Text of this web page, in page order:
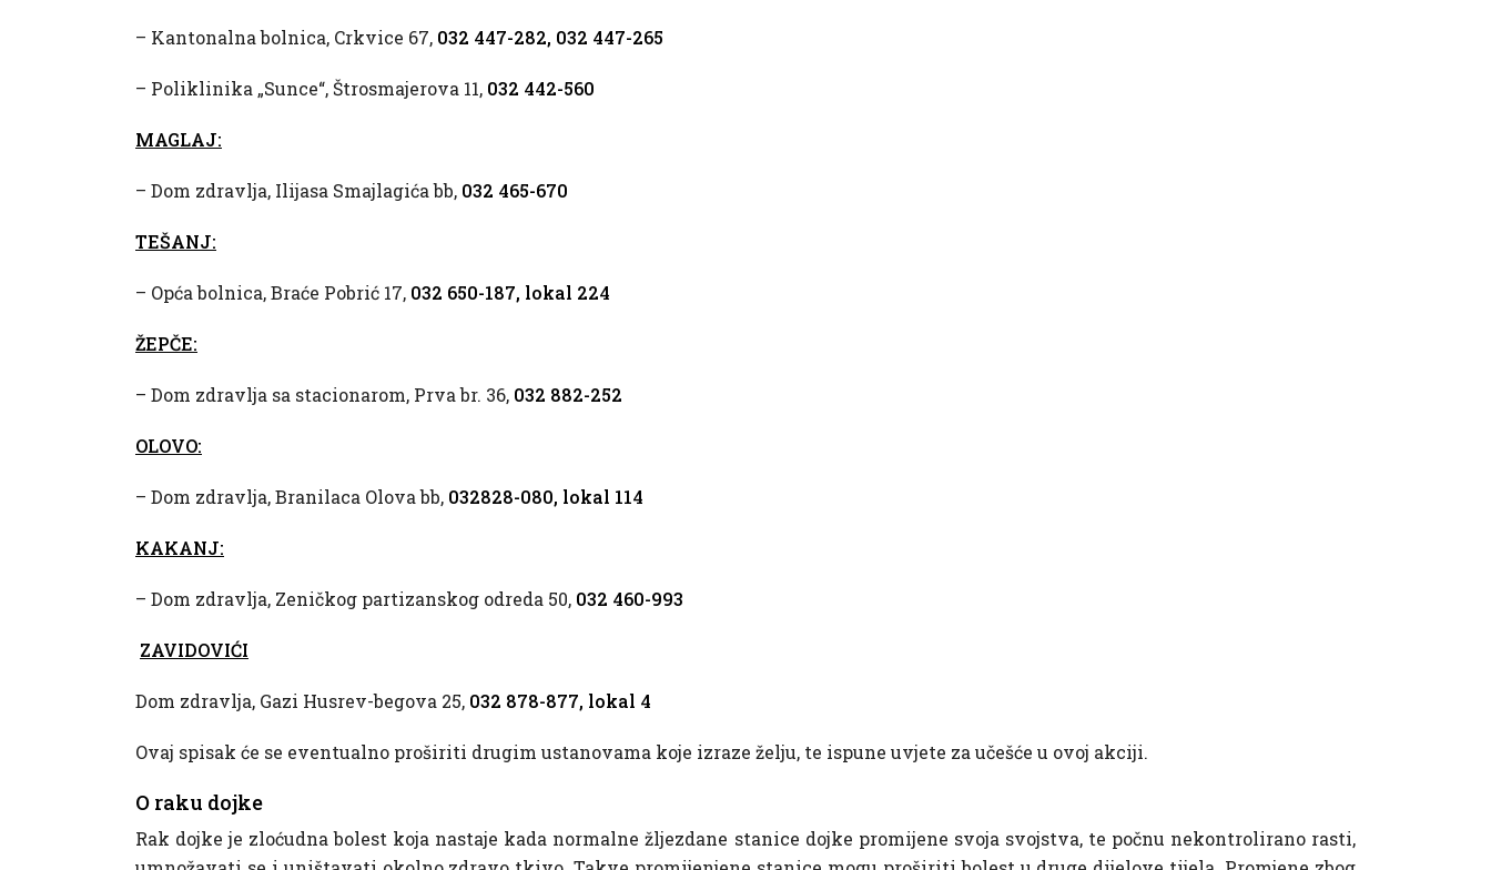
– Kantonalna bolnica, Crkvice 67, 032 447-282, 032 447-265
– Poliklinika „Sunce“, Štrosmajerova 11, 032 442-560
MAGLAJ:
– Dom zdravlja, Ilijasa Smajlagića bb, 032 465-670
TEŠANJ:
– Opća bolnica, Braće Pobrić 17, 032 650-187, lokal 224
ŽEPČE:
– Dom zdravlja sa stacionarom, Prva br. 36, 032 882-252
OLOVO:
– Dom zdravlja, Branilaca Olova bb, 032828-080, lokal 114
KAKANJ:
– Dom zdravlja, Zeničkog partizanskog odreda 50, 032 460-993
ZAVIDOVIĆI
Dom zdravlja, Gazi Husrev-begova 25, 032 878-877, lokal 4
Ovaj spisak će se eventualno proširiti drugim ustanovama koje izraze želju, te ispune uvjete za učešće u ovoj akciji.
O raku dojke
Rak dojke je zloćudna bolest koja nastaje kada normalne žljezdane stanice dojke promijene svoja svojstva, te počnu nekontrolirano rasti,